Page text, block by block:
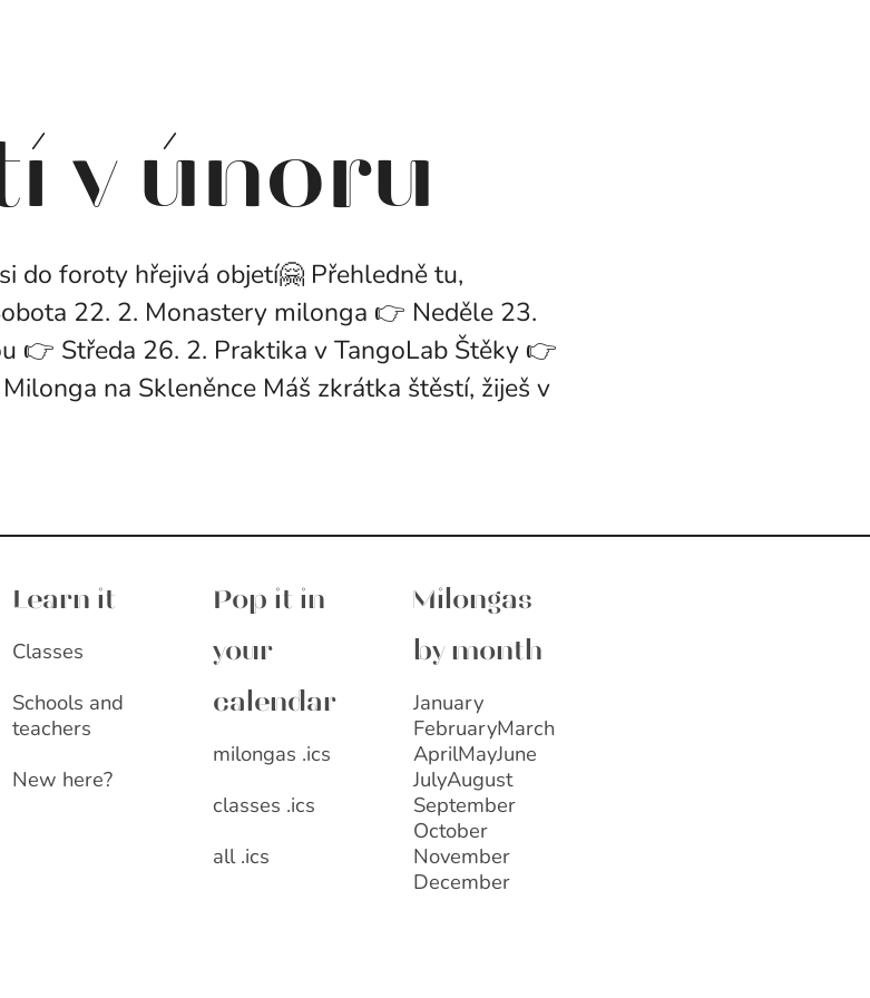
v únoru
do foroty hřejivá objetí🤗 Přehledně tu,
22. 2. Monastery milonga 👉 Neděle 23.
👉 Středa 26. 2. Praktika v TangoLab Štěky 👉
na Skleněnce Máš zkrátka štěstí, žiješ v
Learn it
Classes
Schools and
teachers
New here?
Pop it in
your
calendar
milongas .ics
classes .ics
all .ics
Milongas
by month
January
FebruaryMarch
AprilMayJune
JulyAugust
September
October
November
December